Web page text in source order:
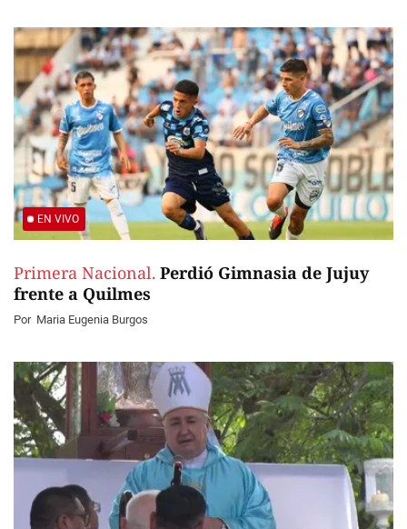
EN VIVO
Primera Nacional. Perdió Gimnasia de Jujuy
frente a Quilmes
Por Maria Eugenia Burgos